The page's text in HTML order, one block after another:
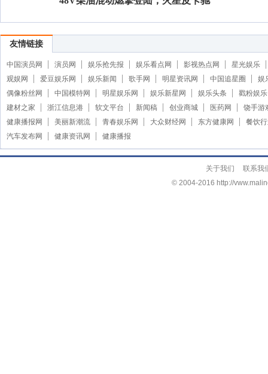
友情链接
中国演员网 演员网 娱乐抢先报 娱乐看点网 影视热点网
星光娱乐
观娱网
爱豆娱乐网 娱乐新闻 歌手网 明星资讯网 中国追星圈
娱
偶像粉丝网
中国模特网 明星娱乐网 娱乐新星网 娱乐头条
戳粉娱
建材之家
浙江信息港 软文平台 新闻稿 创业商城 医药网
饶手游
健康播报网
美丽新潮流 青春娱乐网 大众财经网 东方健康网
餐饮
汽车发布网
健康资讯网 健康播报
关于我们
联系我
© 2004-2016 http://